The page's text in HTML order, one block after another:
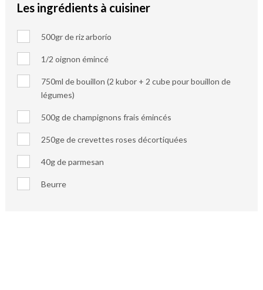
Les ingrédients à cuisiner
500gr de riz arborío
1/2 oignon émincé
750ml de bouillon (2 kubor + 2 cube pour bouillon de
légumes)
500g de champignons frais émincés
250ge de crevettes roses décortiquées
40g de parmesan
Beurre